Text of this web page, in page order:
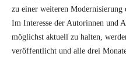
zu einer weiteren Modernisierung
Im Interesse der Autorinnen und
möglichst aktuell zu halten,
veröffentlicht und alle drei Monate